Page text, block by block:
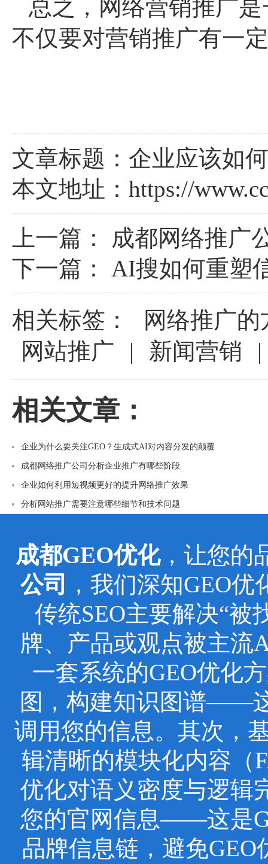
总之，网络营销推广
不仅要对营销推广有一
文章标题：企业应该如
本文地址： https://
上一篇： 成都网络推广
下一篇： AI搜如何重塑
相关标签：
网络推广的
网站推广
| 新闻营销 |
相关文章：
企业为什么要关注GEO？生成式AI对内容分发的颠覆
成都网络推广公司分析企业推广有哪些阶段
企业如何利用短视频更好的提升网络推广效果
分析网站推广需要注意哪些细节和技术问题
成都GEO优化，让您的
公司
，我们深知GEO
传统SEO主要解决“被
牌、产品或观点被主流
一套系统的GEO优化
图，构建知识图谱——
调用您的信息。其次，
辑清晰的模块化内容（
优化对语义密度与逻辑
您的官网信息——这是
品牌信息链，避免